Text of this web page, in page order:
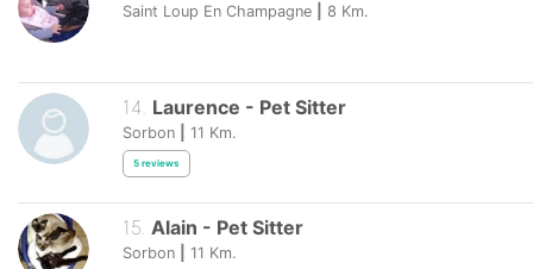
Saint Loup En Champagne 8 Km.
14 Laurence - Pet Sitter
Sorbon 11 Km.
5 reviews
15 Alain - Pet Sitter
Sorbon 11 Km.